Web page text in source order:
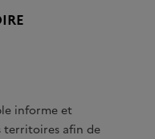
informe et
territoires afin de